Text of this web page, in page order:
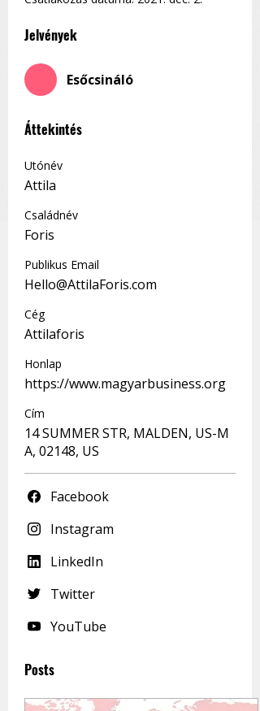
Jelvények
Esőcsináló
Áttekintés
Utónév
Attila
Családnév
Foris
Publikus Email
Hello@AttilaForis.com
Cég
Attilaforis
Honlap
https://www.magyarbusiness.org
Cím
14 SUMMER STR, MALDEN, US-M
A, 02148, US
Facebook
Instagram
LinkedIn
Twitter
YouTube
Posts